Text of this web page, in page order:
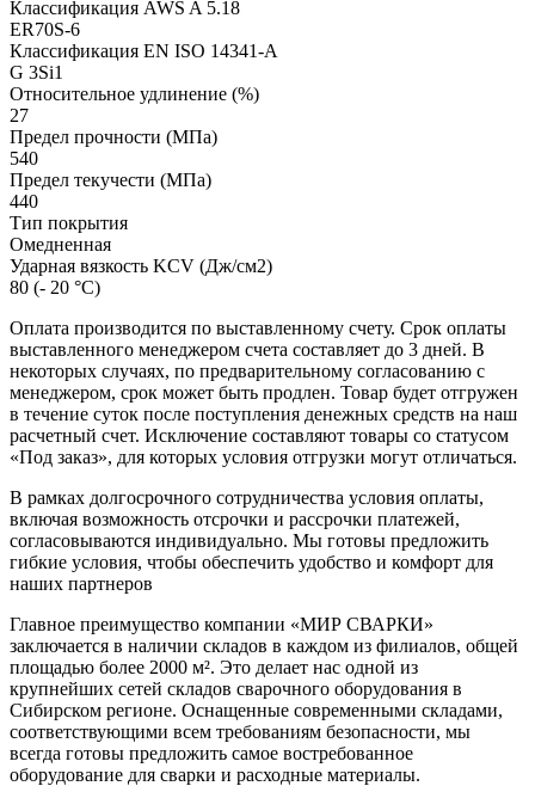
Классификация AWS A 5.18
ER70S-6
Классификация EN ISO 14341-A
G 3Si1
Относительное удлинение (%)
27
Предел прочности (МПа)
540
Предел текучести (МПа)
440
Тип покрытия
Омедненная
Ударная вязкость KCV (Дж/см2)
80 (- 20 °С)
Оплата производится по выставленному счету. Срок оплаты
выставленного менеджером счета составляет до 3 дней. В
некоторых случаях, по предварительному согласованию с
менеджером, срок может быть продлен. Товар будет отгружен
в течение суток после поступления денежных средств на наш
расчетный счет. Исключение составляют товары со статусом
«Под заказ», для которых условия отгрузки могут отличаться.
В рамках долгосрочного сотрудничества условия оплаты,
включая возможность отсрочки и рассрочки платежей,
согласовываются индивидуально. Мы готовы предложить
гибкие условия, чтобы обеспечить удобство и комфорт для
наших партнеров
Главное преимущество компании «МИР СВАРКИ»
заключается в наличии складов в каждом из филиалов, общей
площадью более 2000 м². Это делает нас одной из
крупнейших сетей складов сварочного оборудования в
Сибирском регионе. Оснащенные современными складами,
соответствующими всем требованиям безопасности, мы
всегда готовы предложить самое востребованное
оборудование для сварки и расходные материалы.